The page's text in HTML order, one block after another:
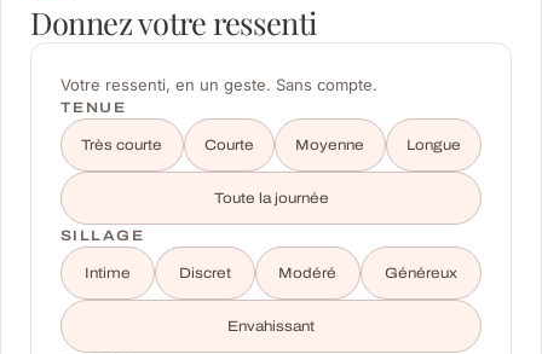
Donnez votre ressenti
Votre ressenti, en un geste. Sans compte.
TENUE
Très courte Courte Moyenne Longue
Toute la journée
SILLAGE
Intime Discret Modéré Généreux
Envahissant